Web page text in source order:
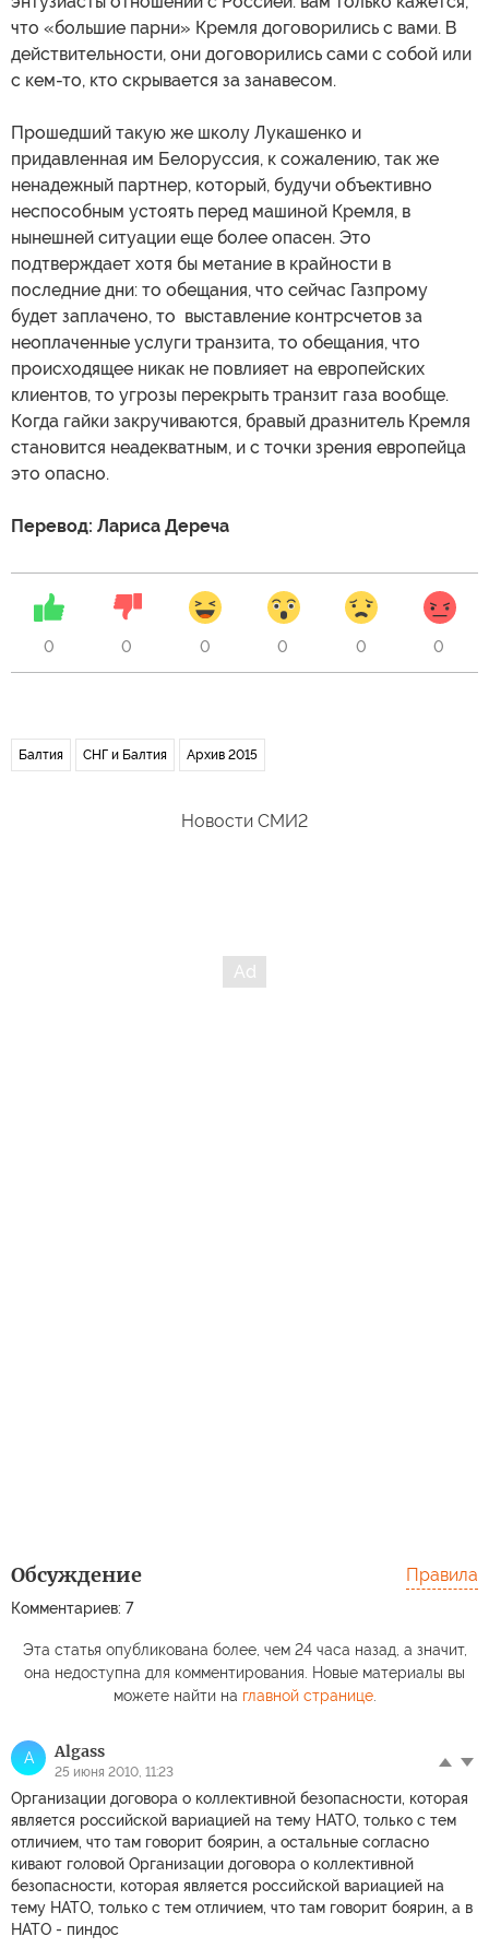
что «большие парни» Кремля договорились с вами. В
действительности, они договорились сами с собой или
с кем-то, кто скрывается за занавесом.
Прошедший такую же школу Лукашенко и
придавленная им Белоруссия, к сожалению, так же
ненадежный партнер, который, будучи объективно
неспособным устоять перед машиной Кремля, в
нынешней ситуации еще более опасен. Это
подтверждает хотя бы метание в крайности в
последние дни: то обещания, что сейчас Газпрому
будет заплачено, то выставление контрсчетов за
неоплаченные услуги транзита, то обещания, что
происходящее никак не повлияет на европейских
клиентов, то угрозы перекрыть транзит газа вообще.
Когда гайки закручиваются, бравый дразнитель Кремля
становится неадекватным, и с точки зрения европейца
это опасно.
Перевод: Лариса Дереча
0 0 0 0 0 0
Балтия СНГ и Балтия Архив 2015
Новости СМИ2
Обсуждение
Комментариев: 7
Правила
Эта статья опубликована более, чем 24 часа назад, а значит,
она недоступна для комментирования. Новые материалы вы
можете найти на главной странице.
A Algass
25 июня 2010, 11:23
Организации договора о коллективной безопасности, которая
является российской вариацией на тему НАТО, только с тем
отличием, что там говорит боярин, а остальные согласно
кивают головой Организации договора о коллективной
безопасности, которая является российской вариацией на
тему НАТО, только с тем отличием, что там говорит боярин, а в
НАТО - пиндос